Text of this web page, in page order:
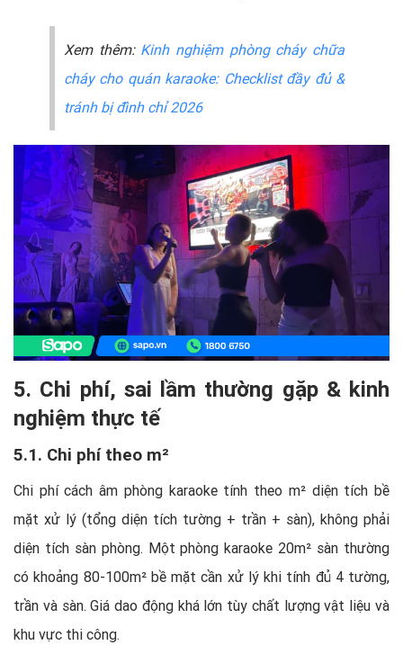
Xem thêm: Kinh nghiệm phòng cháy chữa
cháy cho quán karaoke: Checklist đầy đủ &
tránh bị đình chỉ 2026
5. Chi phí, sai lầm thường gặp & kinh
nghiệm thực tế
5.1. Chi phí theo m²
Chi phí cách âm phòng karaoke tính theo m² diện tích bề
mặt xử lý (tổng diện tích tường + trần + sàn), không phải
diện tích sàn phòng. Một phòng karaoke 20m² sàn thường
có khoảng 80-100m² bề mặt cần xử lý khi tính đủ 4 tường,
trần và sàn. Giá dao động khá lớn tùy chất lượng vật liệu và
khu vực thi công.